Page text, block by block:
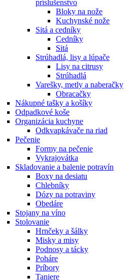
príslušenstvo
Bloky na nože
Kuchynské nože
Sitá a cedníky
Cedníky
Sitá
Strúhadlá, lisy a lúpače
Lisy na citrusy
Strúhadlá
Varešky, metly a naberačky
Obracačky
Nákupné tašky a košíky
Odpadkové koše
Organizácia kuchyne
Odkvapkávače na riad
Pečenie
Formy na pečenie
Vykrajovátka
Skladovanie a balenie potravín
Boxy na desiatu
Chlebníky
Dózy na potraviny
Obedáre
Stojany na víno
Stolovanie
Hrnčeky a šálky
Misky a misy
Podnosy a tácky
Poháre
Príbory
Taniere